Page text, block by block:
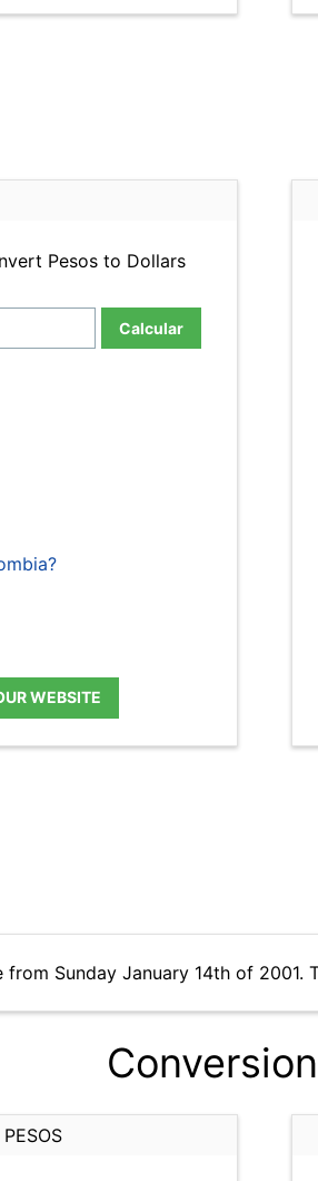
Pesos to Dollars
Calcular
WEBSITE
Sunday January 14th of